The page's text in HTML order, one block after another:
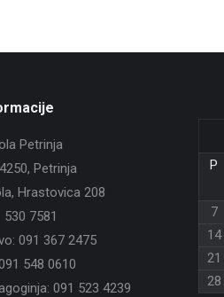
Petrinja
Petrinja
Hrastovica 208
7581
091 367 2475
548 0610
091 523 4239
P
7
14
21
28